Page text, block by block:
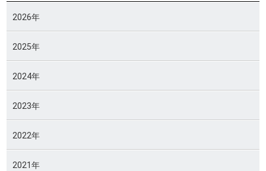
2026年
2025年
2024年
2023年
2022年
2021年